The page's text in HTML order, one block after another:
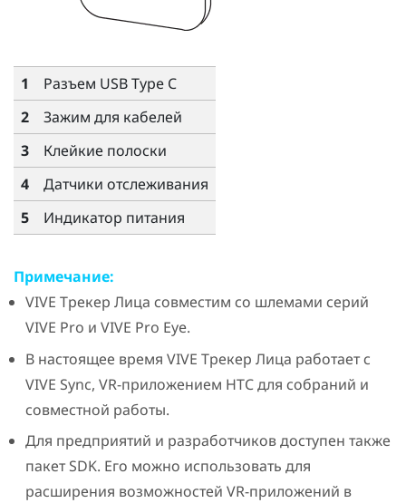
1 Разъем USB Type C
2
Зажим для кабелей
3
Клейкие полоски
4
Датчики отслеживания
5
Индикатор питания
Примечание:
VIVE Трекер Лица совместим со шлемами серий
VIVE Pro и VIVE Pro Eye.
В настоящее время VIVE Трекер Лица работает с
VIVE Sync, VR-приложением HTC для собраний и
совместной работы.
Для предприятий и разработчиков доступен также
пакет SDK. Его можно использовать для
расширения возможностей VR-приложений в